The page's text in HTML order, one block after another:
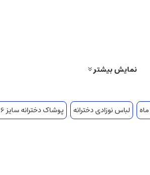
نمایش بیشتر
لباس نوزادی دخترانه پوشاک دخترانه سایز 6-9 ماه